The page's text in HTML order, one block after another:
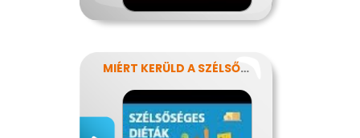
MIÉRT KERÜLD A SZÉLSŐSÉGES DIÉTÁKAT?